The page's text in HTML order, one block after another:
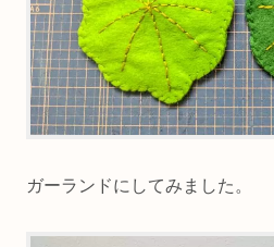
ガーランドにしてみました。